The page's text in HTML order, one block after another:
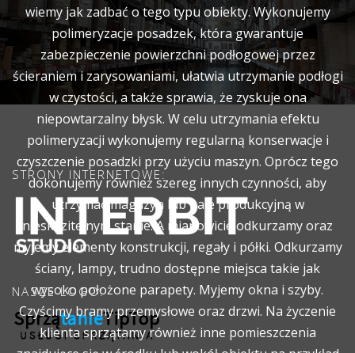
wiemy jak zadbać o tego typu obiekty. Wykonujemy
polimeryzacje posadzek, która gwarantuje
zabezpieczenie powierzchni podłogowej przez
ścieraniem i zarysowaniami, ułatwia utrzymanie podłogi
w czystości, a także sprawia, że zyskuje ona
niepowtarzalny błysk. W celu utrzymania efektu
polimeryzacji wykonujemy regularną konserwacje i
czyszczenie posadzki przy użyciu maszyn. Oprócz tego
dokonujemy również szereg innych czynności, aby
utrzymać magazyn lub hale produkcyjną w
nieskazitelnym stanie. A mianowicie odkurzamy oraz
myjemy elementy konstrukcji, regały i półki. Odkurzamy
ściany, lampy, trudno dostępne miejsca takie jak
wysoko położone parapety. Myjemy okna i szyby.
Czyścimy bramy przemysłowe oraz drzwi. Na życzenie
klienta sprzątamy również inne pomieszczenia
STRONY INTERNETOWE:
NASZE LOGO: